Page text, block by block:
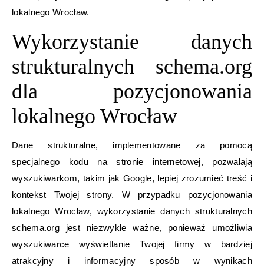
lokalnego Wrocław.
Wykorzystanie danych
strukturalnych schema.org
dla pozycjonowania
lokalnego Wrocław
Dane strukturalne, implementowane za pomocą
specjalnego kodu na stronie internetowej, pozwalają
wyszukiwarkom, takim jak Google, lepiej zrozumieć treść i
kontekst Twojej strony. W przypadku pozycjonowania
lokalnego Wrocław, wykorzystanie danych strukturalnych
schema.org jest niezwykle ważne, ponieważ umożliwia
wyszukiwarce wyświetlanie Twojej firmy w bardziej
atrakcyjny i informacyjny sposób w wynikach